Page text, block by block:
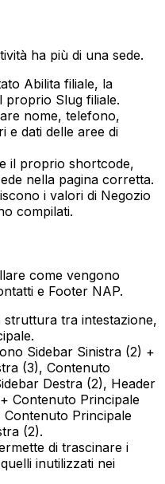
ha più di una sede.
Abilita filiale, la
proprio Slug filiale.
nome, telefono,
e dati delle aree di
il proprio shortcode,
nella pagina corretta.
i valori di Negozio
compilati.
come vengono
e Footer NAP.
struttura tra intestazione,
Sidebar Sinistra (2) +
(3), Contenuto
Destra (2), Header
Contenuto Principale
Contenuto Principale
(2).
di trascinare i
inutilizzati nei